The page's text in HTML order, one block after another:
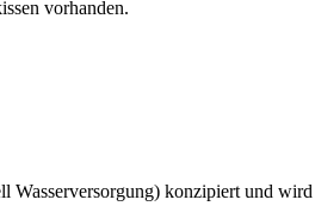
vorhanden.
Wasserversorgung) konzipiert und